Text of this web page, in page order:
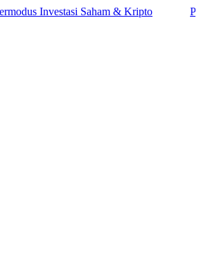
Saham & Kripto Pengamat